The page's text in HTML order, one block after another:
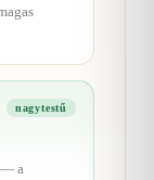
nagytestű
— a